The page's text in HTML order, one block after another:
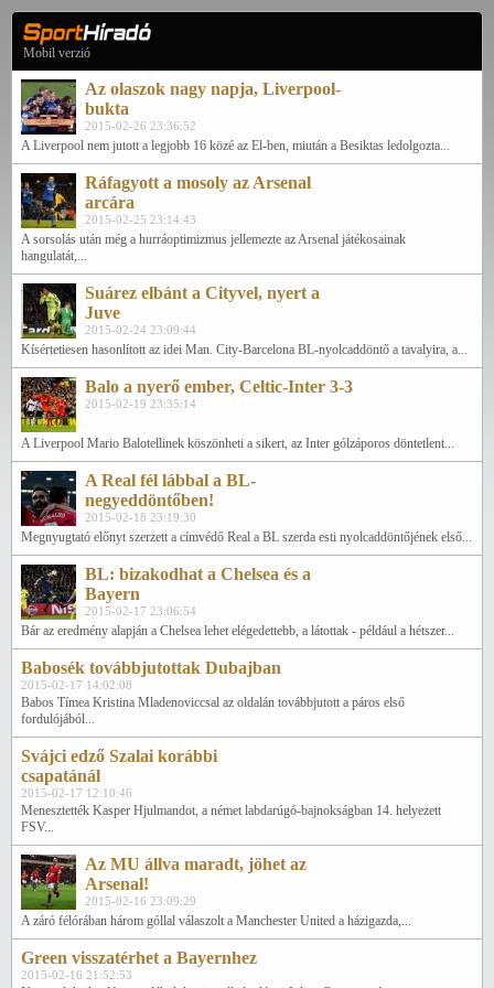
Mobil verzió
Az olaszok nagy napja, Liverpool-
bukta
2015-02-26 23:36:52
A Liverpool nem jutott a legjobb 16 közé az El-ben, miután a Besiktas ledolgozta...
Ráfagyott a mosoly az Arsenal
arcára
2015-02-25 23:14:43
A sorsolás után még a hurráoptimizmus jellemezte az Arsenal játékosainak
hangulatát,...
Suárez elbánt a Cityvel, nyert a
Juve
2015-02-24 23:09:44
Kísértetiesen hasonlított az idei Man. City-Barcelona BL-nyolcaddöntő a tavalyira, a...
Balo a nyerő ember, Celtic-Inter 3-3
2015-02-19 23:35:14
A Liverpool Mario Balotellinek köszönheti a sikert, az Inter gólzáporos döntetlent...
A Real fél lábbal a BL-
negyeddöntőben!
2015-02-18 23:19:30
Megnyugtató előnyt szerzett a címvédő Real a BL szerda esti nyolcaddöntőjének első...
BL: bizakodhat a Chelsea és a
Bayern
2015-02-17 23:06:54
Bár az eredmény alapján a Chelsea lehet elégedettebb, a látottak - például a hétszer...
Babosék továbbjutottak Dubajban
2015-02-17 14:02:08
Babos Tímea Kristina Mladenoviccsal az oldalán továbbjutott a páros első
fordulójából...
Svájci edző Szalai korábbi
csapatánál
2015-02-17 12:10:46
Menesztették Kasper Hjulmandot, a német labdarúgó-bajnokságban 14. helyezett
FSV...
Az MU állva maradt, jöhet az
Arsenal!
2015-02-16 23:09:29
A záró félórában három góllal válaszolt a Manchester United a házigazda,...
Green visszatérhet a Bayernhez
2015-02-16 21:52:53